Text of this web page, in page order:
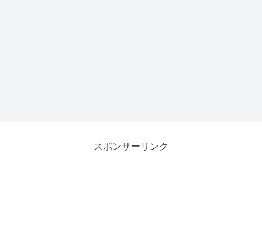
スポンサーリンク